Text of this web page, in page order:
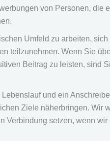
von Personen, die
Umfeld zu arbeiten, sich
teilzunehmen. Wenn Sie
Beitrag zu leisten, sind
und ein
Ziele näherbringen. Wir
Verbindung setzen, wenn